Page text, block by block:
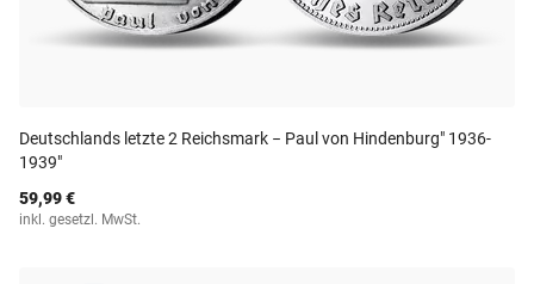
Deutschlands letzte 2 Reichsmark − Paul von Hindenburg" 1936-
1939"
59,99 €
inkl. gesetzl. MwSt.